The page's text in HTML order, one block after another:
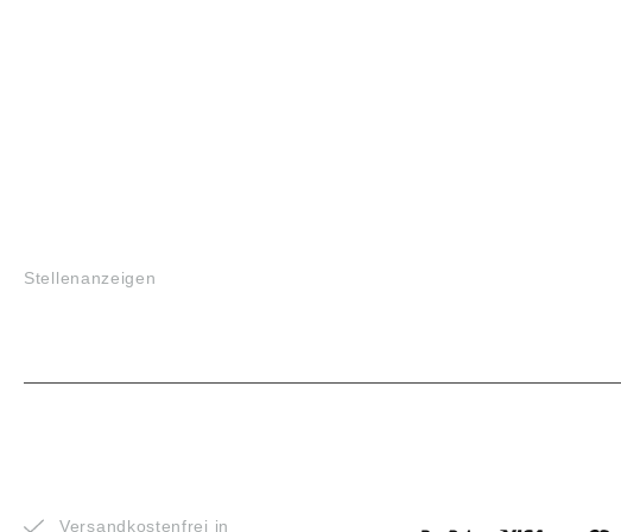
Stellenanzeigen
Versandkostenfrei in